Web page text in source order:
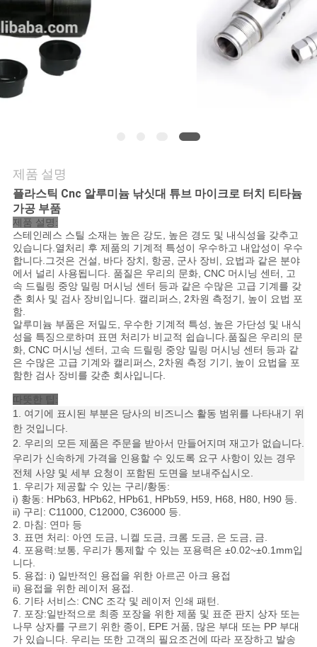
희
와
연
락
스
인
용
을
요
청
하
십
시
오
사
이
트
지
도
제품 설명
플라스틱 Cnc 알루미늄 낚싯대 튜브 마이크로 터치 티타늄
가공 부품
제품 설명:
스테인레스 스틸 소재는 높은 강도, 높은 경도 및 내식성을 갖추고
있습니다.열처리 후 제품의 기계적 특성이 우수하고 내압성이 우수
합니다.그것은 건설, 바다 장치, 항공, 군사 장비, 요법과 같은 분야
에서 널리 사용됩니다. 품질은 우리의 문화, CNC 머시닝 센터, 고
속 드릴링 중앙 밀링 머시닝 센터 등과 같은 수많은 고급 기계를 갖
춘 회사 및 검사 장비입니다. 캘리퍼스, 2차원 측정기, 높이 요법 포
함.
알루미늄 부품은 저밀도, 우수한 기계적 특성, 높은 가단성 및 내식
성을 특징으로하며 표면 처리가 비교적 쉽습니다.품질은 우리의 문
화, CNC 머시닝 센터, 고속 드릴링 중앙 밀링 머시닝 센터 등과 같
은 수많은 고급 기계와 캘리퍼스, 2차원 측정 기기, 높이 요법을 포
함한 검사 장비를 갖춘 회사입니다.
따뜻한 팁:
1. 여기에 표시된 부분은 당사의 비즈니스 활동 범위를 나타내기 위
한 것입니다.
2. 우리의 모든 제품은 주문을 받아서 만들어지며 재고가 없습니다.
우리가 신속하게 가격을 인용할 수 있도록 요구 사항이 있는 경우
전체 사양 및 세부 요청이 포함된 도면을 보내주십시오.
1. 우리가 제공할 수 있는 구리/황동:
i) 황동: HPb63, HPb62, HPb61, HPb59, H59, H68, H80, H90 등.
ii) 구리: C11000, C12000, C36000 등.
2. 마침: 연마 등
3. 표면 처리: 아연 도금, 니켈 도금, 크롬 도금, 은 도금, 금.
4. 포용력:보통, 우리가 통제할 수 있는 포용력은 ±0.02~±0.1mm입
니다.
5. 용접: i) 일반적인 용접을 위한 아르곤 아크 용접
ii) 용접을 위한 레이저 용접.
6. 기타 서비스: CNC 조각 및 레이저 인쇄 패턴.
7. 포장:일반적으로 최종 포장을 위한 제품 및 표준 판지 상자 또는
나무 상자를 구르기 위한 종이, EPE 거품, 많은 부대 또는 PP 부대
가 있습니다. 우리는 또한 고객의 필요조건에 따라 포장하고 발송